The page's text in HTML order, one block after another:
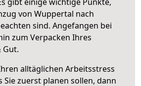
von Wuppertal nach
sind. Angefangen bei
zum Verpacken Ihres
Gut.
alltäglichen Arbeitsstress
Sie zuerst planen sollen, dann